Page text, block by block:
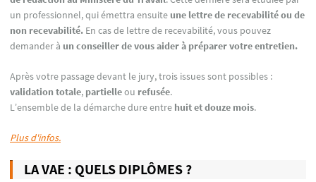
un professionnel, qui émettra ensuite une lettre de recevabilité ou de
non recevabilité. En cas de lettre de recevabilité, vous pouvez
demander à un conseiller de vous aider à préparer votre entretien.
Après votre passage devant le jury, trois issues sont possibles :
validation totale, partielleou refusée.
L’ensemble de la démarche dure entre huit et douze mois.
Plus d'infos.
LA VAE : QUELS DIPLÔMES ?